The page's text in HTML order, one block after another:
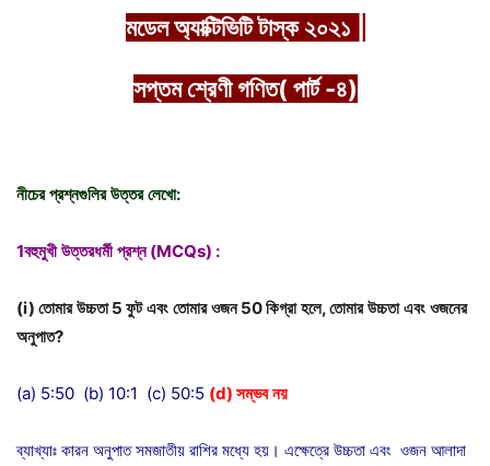
মডেল অ্যাক্টিভিটিটাস্ক ২০২১
সপ্তম শ্রেণী গণিত( পার্ট -৪)
নীচের প্রশ্নগুলির উত্তর লেখো:
1বহুমুখী উত্তরধর্মী প্রশ্ন(MCQs) :
(i) তোমার উচ্চতা5 ফুট এবং তোমার ওজন50কিগ্রা হলে,তোমার উচ্চতা এবং ওজনের
অনুপাত?
(a) 5:50 (b) 10:1 (c) 50:5 (d) সম্ভব নয়
ব্যাখ্যাঃ কারন অনুপাত সমজাতীয় রাশির মধ্যে হয়। এক্ষেত্রে উচ্চতা এবং ওজন আলাদা